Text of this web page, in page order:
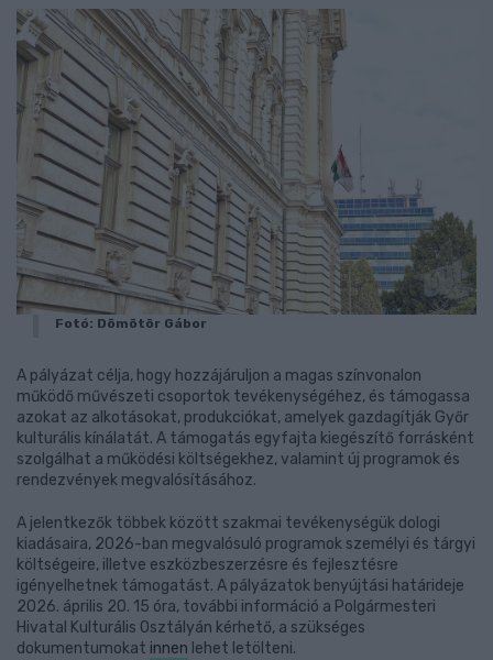
Fotó: Dömötör Gábor
A pályázat célja, hogy hozzájáruljon a magas színvonalon
működő művészeti csoportok tevékenységéhez, és támogassa
azokat az alkotásokat, produkciókat, amelyek gazdagítják Győr
kulturális kínálatát. A támogatás egyfajta kiegészítő forrásként
szolgálhat a működési költségekhez, valamint új programok és
rendezvények megvalósításához.
A jelentkezők többek között szakmai tevékenységük dologi
kiadásaira, 2026-ban megvalósuló programok személyi és tárgyi
költségeire, illetve eszközbeszerzésre és fejlesztésre
igényelhetnek támogatást. A pályázatok benyújtási határideje
2026. április 20. 15 óra, további információ a Polgármesteri
Hivatal Kulturális Osztályán kérhető, a szükséges
dokumentumokat innen lehet letölteni.